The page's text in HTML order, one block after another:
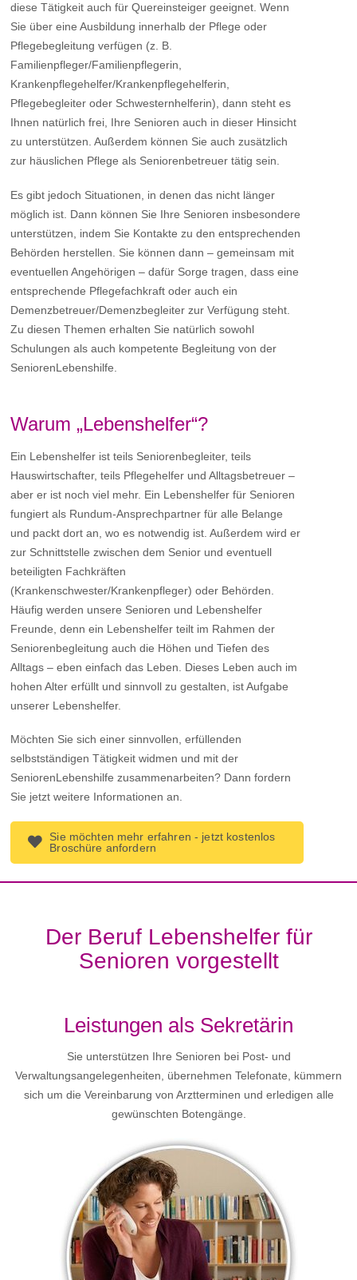
diese Tätigkeit auch für Quereinsteiger geeignet. Wenn
Sie über eine Ausbildung innerhalb der Pflege oder
Pflegebegleitung verfügen (z. B.
Familienpfleger/Familienpflegerin,
Krankenpflegehelfer/Krankenpflegehelferin,
Pflegebegleiter oder Schwesternhelferin), dann steht es
Ihnen natürlich frei, Ihre Senioren auch in dieser Hinsicht
zu unterstützen. Außerdem können Sie auch zusätzlich
zur häuslichen Pflege als Seniorenbetreuer tätig sein.
Es gibt jedoch Situationen, in denen das nicht länger
möglich ist. Dann können Sie Ihre Senioren insbesondere
unterstützen, indem Sie Kontakte zu den entsprechenden
Behörden herstellen. Sie können dann – gemeinsam mit
eventuellen Angehörigen – dafür Sorge tragen, dass eine
entsprechende Pflegefachkraft oder auch ein
Demenzbetreuer/Demenzbegleiter zur Verfügung steht.
Zu diesen Themen erhalten Sie natürlich sowohl
Schulungen als auch kompetente Begleitung von der
SeniorenLebenshilfe.
Warum „Lebenshelfer“?
Ein Lebenshelfer ist teils Seniorenbegleiter, teils
Hauswirtschafter, teils Pflegehelfer und Alltagsbetreuer –
aber er ist noch viel mehr. Ein Lebenshelfer für Senioren
fungiert als Rundum-Ansprechpartner für alle Belange
und packt dort an, wo es notwendig ist. Außerdem wird er
zur Schnittstelle zwischen dem Senior und eventuell
beteiligten Fachkräften
(Krankenschwester/Krankenpfleger) oder Behörden.
Häufig werden unsere Senioren und Lebenshelfer
Freunde, denn ein Lebenshelfer teilt im Rahmen der
Seniorenbegleitung auch die Höhen und Tiefen des
Alltags – eben einfach das Leben. Dieses Leben auch im
hohen Alter erfüllt und sinnvoll zu gestalten, ist Aufgabe
unserer Lebenshelfer.
Möchten Sie sich einer sinnvollen, erfüllenden
selbstständigen Tätigkeit widmen und mit der
SeniorenLebenshilfe zusammenarbeiten? Dann fordern
Sie jetzt weitere Informationen an.
Sie möchten mehr erfahren - jetzt kostenlos
Broschüre anfordern
Der Beruf Lebenshelfer für
Senioren vorgestellt
Leistungen als Sekretärin
Sie unterstützen Ihre Senioren bei Post- und
Verwaltungsangelegenheiten, übernehmen Telefonate, kümmern
sich um die Vereinbarung von Arztterminen und erledigen alle
gewünschten Botengänge.